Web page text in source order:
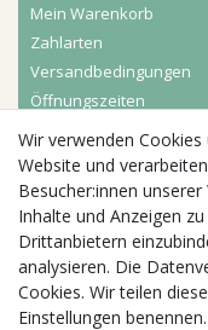
Mein Warenkorb
Zahlarten
Versandbedingungen
Öffnungszeiten
Aktuelles
Busgruppen
Kindergeburtstage
Kindergartenausflug
Schulklassenausflug
Zwillingsrabatt
Wir verwenden
Website und
Besucher:innen
Inhalte und Anzeigen
Drittanbietern
analysieren. Die
Cookies. Wir teilen
Einstellungen benennen.